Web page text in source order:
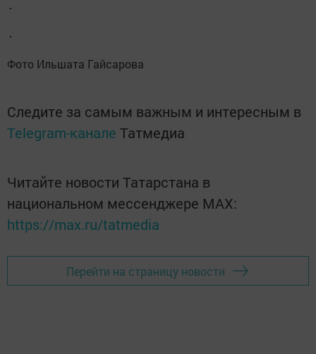
Фото Ильшата Гайсарова
Следите за самым важным и интересным в
Telegram-канале Татмедиа
Читайте новости Татарстана в
национальном мессенджере MАХ:
https://max.ru/tatmedia
Перейти на страницу новости